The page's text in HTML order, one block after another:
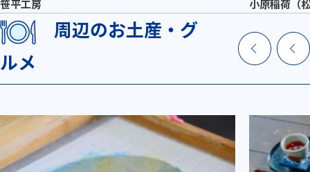
笹平工房 小原稲荷（
周辺のお土産・グ
ルメ